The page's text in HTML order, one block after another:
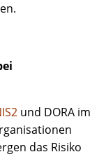
und DORA im
das Risiko